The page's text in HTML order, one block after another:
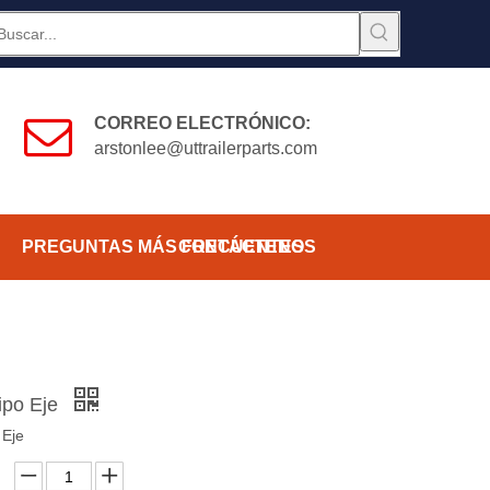
CORREO ELECTRÓNICO:
arstonlee@uttrailerparts.com
PREGUNTAS MÁS FRECUENTES
CONTÁCTENOS
Eje